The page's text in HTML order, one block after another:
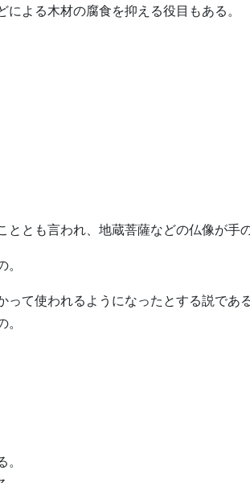
よる木材の腐食を抑える役目もある。
とも言われ、地蔵菩薩などの仏像が手
て使われるようになったとする説である